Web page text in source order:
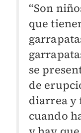
“Son
que
se
de
diarrea y
cuando